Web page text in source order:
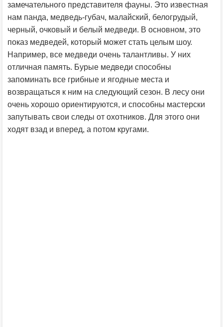
замечательного представителя фауны. Это известная
нам панда, медведь-губач, малайский, белогрудый,
черный, очковый и белый медведи. В основном, это
показ медведей, который может стать целым шоу.
Например, все медведи очень талантливы. У них
отличная память. Бурые медведи способны
запоминать все грибные и ягодные места и
возвращаться к ним на следующий сезон. В лесу они
очень хорошо ориентируются, и способны мастерски
запутывать свои следы от охотников. Для этого они
ходят взад и вперед, а потом кругами.